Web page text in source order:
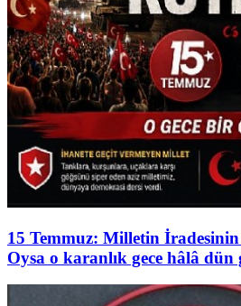
15 Temmuz: Milletin
Oysa o karanlık gece hâlâ dün